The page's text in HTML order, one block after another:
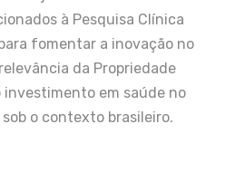
à Pesquisa Clínica
fomentar a inovação no
da Propriedade
investimento em saúde no
o contexto brasileiro.